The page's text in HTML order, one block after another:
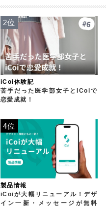
iCoi体験記
苦手だった医学部女子とiCoiで
恋愛成就！
2位
製品情報
iCoiが大幅リニューアル！デザ
イン一新・メッセージが無料
4位